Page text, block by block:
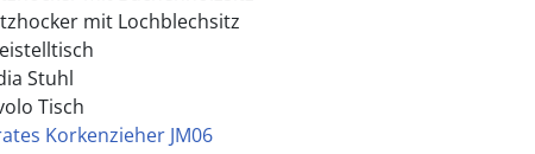
mit Lochblechsitz
Stuhl
Tisch
Korkenzieher JM06